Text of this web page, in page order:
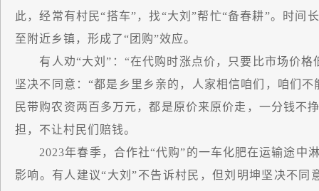
此，经常有村民“搭车”，找“大刘”帮忙“备春耕”。时间
至附近乡镇，形成了“团购”效应。
有人劝“大刘”：“在代购时涨点价，只要比市场价格
坚决不同意：“都是乡里乡亲的，人家相信咱们，咱们
民带购农资两百多万元，都是原价来原价走，一分钱不
担，不让村民们赔钱。
2023年春季，合作社“代购”的一车化肥在运输途中
影响。有人建议“大刘”不告诉村民，但刘明坤坚决不